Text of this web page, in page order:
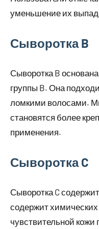
уменьшение их
Сыворотка B
Сыворотка B
группы B. Она
ломкими волосами.
становятся более
применения.
Сыворотка C
Сыворотка C
содержит
чувствительной кожи